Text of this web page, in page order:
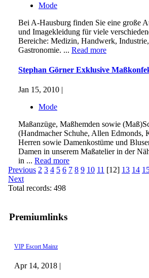
Premiumlinks
VIP Escort Mainz
Apr 14, 2018 |
Mode
Bei A-Hausburg finden Sie eine große
und Imagekleidung für viele
Bereiche: Medizin, Handwerk,
Gastronomie. ... Read more
Stephan Görner Exklusive
Jan 15, 2010 |
Mode
Maßanzüge, Maßhemden sowie
(Handmacher Schuhe, Allen Edmonds,
Herren sowie Damenkostüme und
Damen in unserem Maßatelier in der
in ... Read more
Previous 2 3 4 5 6 7 8 9 10 11 [12] 13 14
Next
Total records: 498